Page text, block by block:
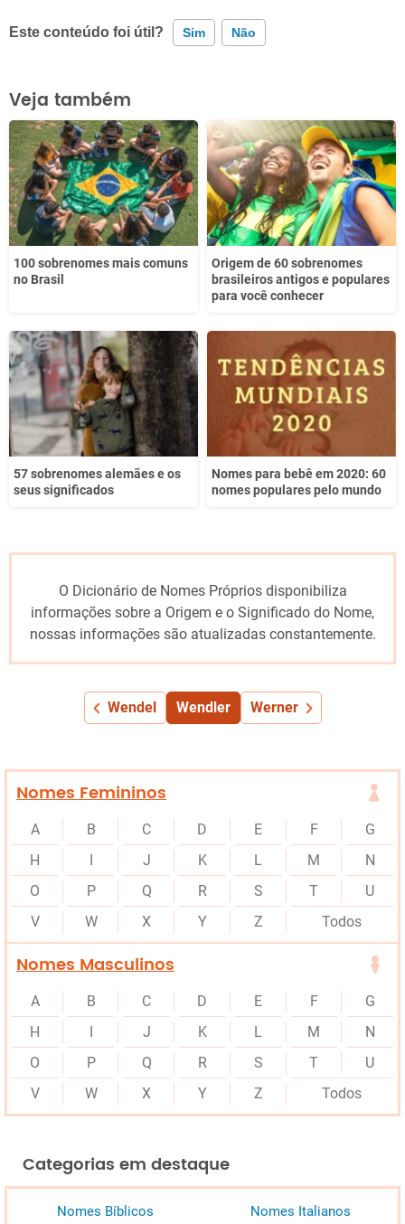
Este conteúdo foi útil? Sim Não
Este conteúdo contém informação incorreta
Este conteúdo não tem a informação que procuro
Outro
Veja também
100 sobrenomes mais comuns
no Brasil
Origem de 60 sobrenomes
brasileiros antigos e populares
para você conhecer
57 sobrenomes alemães e os
seus significados
Nomes para bebê em 2020: 60
nomes populares pelo mundo
O Dicionário de Nomes Próprios disponibiliza
informações sobre a Origem e o Significado do Nome,
nossas informações são atualizadas constantemente.
Wendel Wendler Werner
Nomes Femininos
A B C D E F
G
H
J K L M
N
O
P Q R S T
U
V
W X Y Z Todos
Nomes Masculinos
A B C D E F
G
H
J K L M
N
O
P Q R S T
U
V
W X Y Z Todos
Categorias em destaque
Nomes Bíblicos Nomes Italianos